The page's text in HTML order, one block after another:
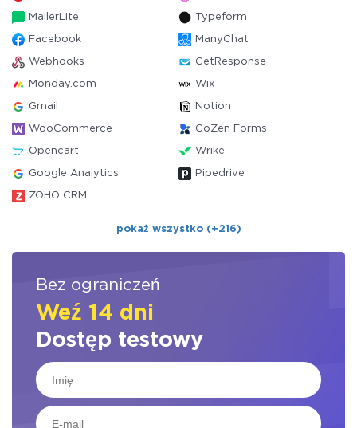
MailerLite Typeform
Facebook ManyChat
Webhooks GetResponse
Monday.com Wix
Gmail Notion
WooCommerce GoZen Forms
Opencart Wrike
Google Analytics Pipedrive
ZOHO CRM
pokaż wszystko (+216)
Bez ograniczeń
Weź 14 dni
Dostęp testowy